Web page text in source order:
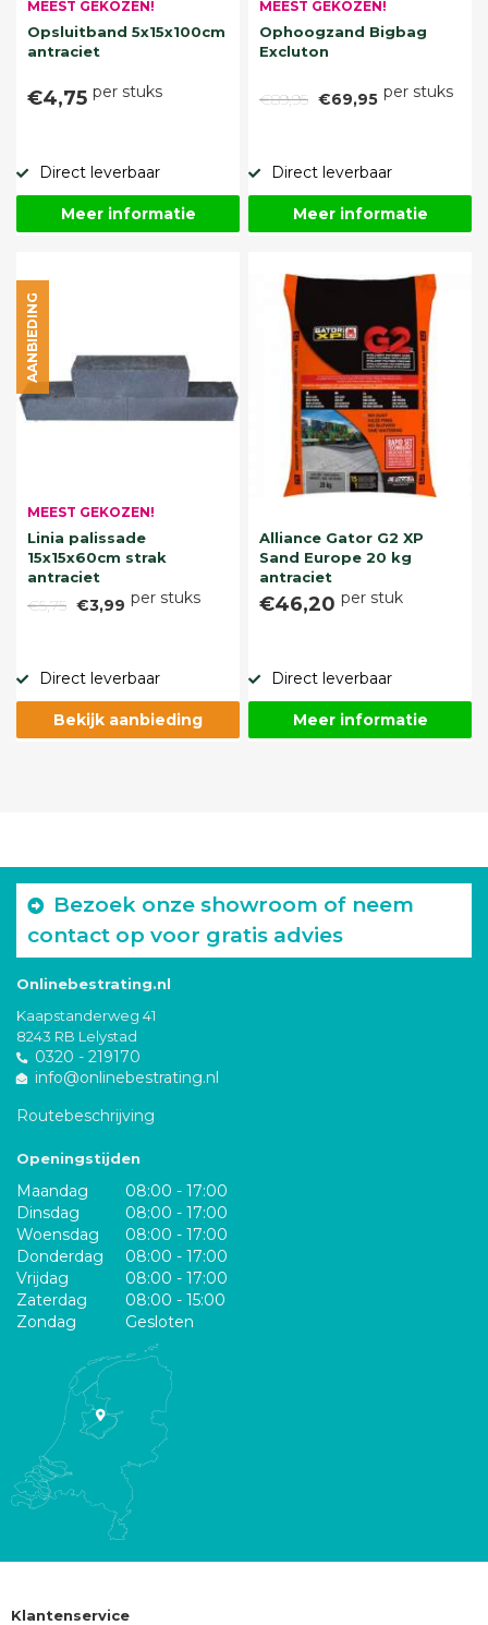
MEEST GEKOZEN!
Opsluitband 5x15x100cm
antraciet
€4,75 per stuks
Direct leverbaar
Meer informatie
MEEST GEKOZEN!
Ophoogzand Bigbag
Excluton
€89,95 €69,95 per stuks
Direct leverbaar
Meer informatie
MEEST GEKOZEN!
Linia palissade
15x15x60cm strak
antraciet
€5,75 €3,99 per stuks
AANBIEDING
Direct leverbaar
Bekijk aanbieding
Alliance Gator G2 XP
Sand Europe 20 kg
antraciet
€46,20 per stuk
Direct leverbaar
Meer informatie
Bezoek onze showroom of neem
contact op voor gratis advies
Onlinebestrating.nl
Kaapstanderweg 41
8243 RB Lelystad
0320 - 219170
info@onlinebestrating.nl
Routebeschrijving
Openingstijden
Maandag
08:00 - 17:00
Dinsdag
08:00 - 17:00
Woensdag
08:00 - 17:00
Donderdag
08:00 - 17:00
Vrijdag
08:00 - 17:00
Zaterdag
08:00 - 15:00
Zondag
Gesloten
Klantenservice